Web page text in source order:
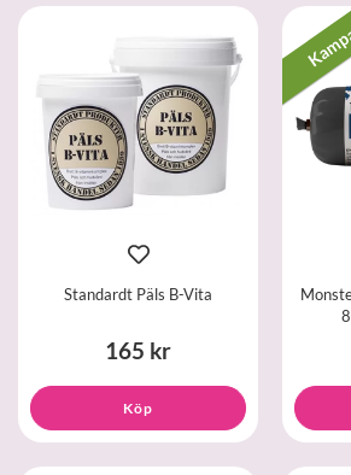
Standardt Päls B-Vita
165 kr
Köp